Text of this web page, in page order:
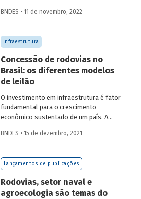
leasing de aeronaves no setor de
BNDES • 11 de novembro, 2022
Infraestrutura
Concessão de rodovias no
Brasil: os diferentes modelos
de leilão
O investimento em infraestrutura é fator
fundamental para o crescimento
econômico sustentado de um país. A
concessões rodoviárias começaram a ser
sem comprometer os investimentos no
setor. Saiba mais sobre os diferentes
concessões de rodovias realizadas no
país.
BNDES • 15 de dezembro, 2021
Lançamentos de publicações
Rodovias, setor naval e
agroecologia são temas do